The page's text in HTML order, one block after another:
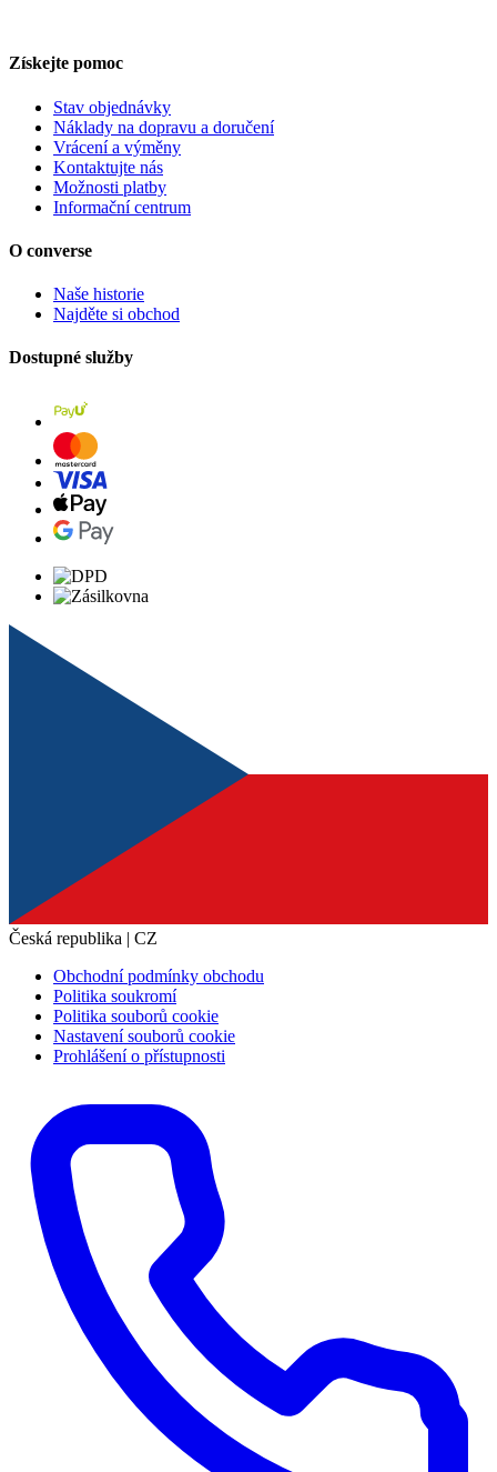
Získejte pomoc
Stav objednávky
Náklady na dopravu a doručení
Vrácení a výměny
Kontaktujte nás
Možnosti platby
Informační centrum
O converse
Naše historie
Najděte si obchod
Dostupné služby
Česká republika | CZ
Obchodní podmínky obchodu
Politika soukromí
Politika souborů cookie
Nastavení souborů cookie
Prohlášení o přístupnosti